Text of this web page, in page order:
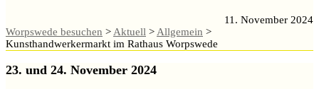
11. November 2024
Worpswede besuchen > Aktuell > Allgemein >
Kunsthandwerkermarkt im Rathaus Worpswede
23. und 24. November 2024